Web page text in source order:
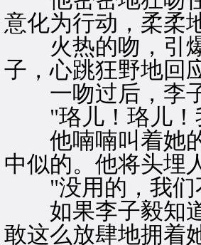
意化为行动，柔柔
火热的吻，引爆
子，心跳狂野地回
一吻过后，李子
"珞儿！珞儿！
他喃喃叫着她的
中似的。他将头埋
"没用的，我们
如果李子毅知道
敢这么放肆地拥着